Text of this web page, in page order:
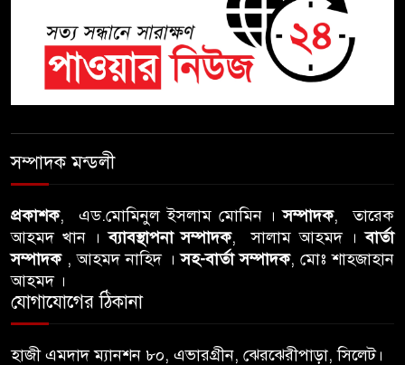
শতাব্দী রায়ের বাড়িতে বিদ্রোহীদের
বৈঠক, পশ্চিমবঙ্গে তৃনমূলে ভাঙনের
ইঙ্গিত !
৭
আবু তালহা চৌধুরী দ্বিতীয় বারের
মত টাওয়ার হ‍্যামলেটস কাউন্সিলের
কাউন্সিলার নির্বাচিত
৮
প্রেসক্লাবে বিশ্ব মুক্ত গণমাধ্যম
৯
সম্পাদক মন্ডলী
প্রকাশক, এড.মোমিনুল ইসলাম মোমিন ।সম্পাদক, তারেক
আহমদ খান ।ব্যাবস্থাপনা সম্পাদক, সালাম আহমদ ।বার্তা
সম্পাদক, আহমদ নাহিদ ।সহ-বার্তা সম্পাদক, মোঃ শাহজাহান
আহমদ ।
যোগাযোগের ঠিকানা
হাজী এমদাদ ম্যানশন ৮০, এভারগ্রীন, ঝেরঝেরীপাড়া, সিলেট।